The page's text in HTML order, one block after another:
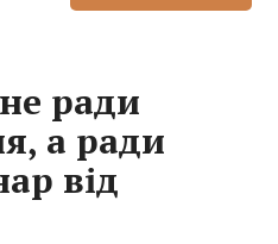
ради
а ради
від